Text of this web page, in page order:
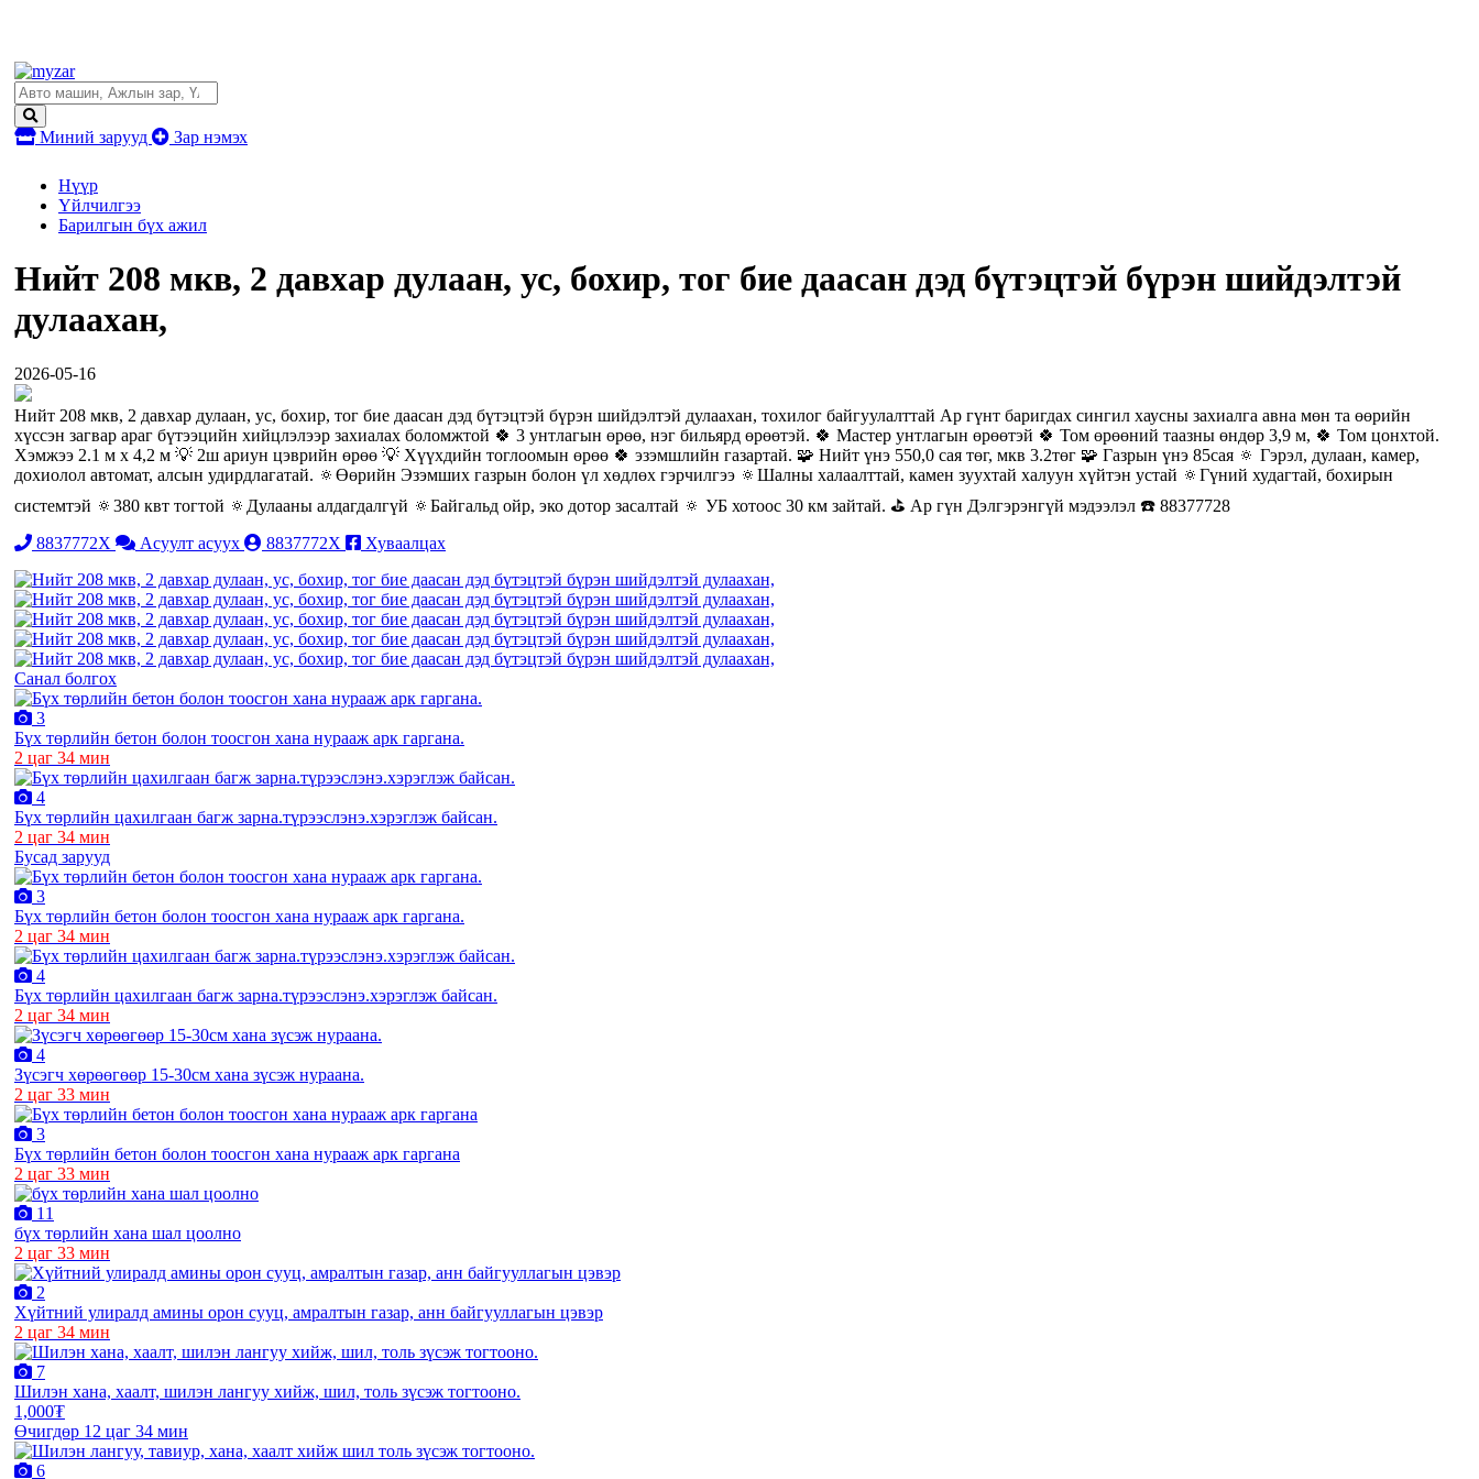
Миний зарууд Зар нэмэх
Нүүр
Үйлчилгээ
Барилгын бүх ажил
Нийт 208 мкв, 2 давхар дулаан, ус, бохир, тог бие даасан дэд бүтэцтэй бүрэн шийдэлтэй
дулаахан,
2026-05-16
Нийт 208 мкв, 2 давхар дулаан, ус, бохир, тог бие даасан дэд бүтэцтэй бүрэн шийдэлтэй дулаахан, тохилог байгуулалттай Ар гүнт баригдах сингил хаусны захиалга авна мөн та өөрийн
хүссэн загвар араг бүтээцийн хийцлэлээр захиалах боломжтой 🍀 3 унтлагын өрөө, нэг бильярд өрөөтэй. 🍀 Мастер унтлагын өрөөтэй 🍀 Том өрөөний таазны өндөр 3,9 м, 🍀 Том цонхтой.
Хэмжээ 2.1 м х 4,2 м 💡 2ш ариун цэврийн өрөө 💡 Хүүхдийн тоглоомын өрөө 🍀 эзэмшлийн газартай. 🧩 Нийт үнэ 550,0 сая төг, мкв 3.2төг 🧩 Газрын үнэ 85сая 🔅 Гэрэл, дулаан, камер,
дохиолол автомат, алсын удирдлагатай. 🔅Өөрийн Эзэмших газрын болон үл хөдлөх гэрчилгээ 🔅Шалны халаалттай, камен зуухтай халуун хүйтэн устай 🔅Гүний худагтай, бохирын
системтэй 🔅380 квт тогтой 🔅Дулааны алдагдалгүй 🔅Байгальд ойр, эко дотор засалтай 🔅 УБ хотоос 30 км зайтай. ⛳ Ар гүн Дэлгэрэнгүй мэдээлэл ☎️ 88377728
8837772X
Асуулт асуух 8837772X Хуваалцах
Санал болгох
3
Бүх төрлийн бетон болон тоосгон хана нурааж арк гаргана.
2 цаг 34 мин
4
Бүх төрлийн цахилгаан багж зарна.түрээслэнэ.хэрэглэж байсан.
2 цаг 34 мин
Бусад зарууд
3
Бүх төрлийн бетон болон тоосгон хана нурааж арк гаргана.
2 цаг 34 мин
4
Бүх төрлийн цахилгаан багж зарна.түрээслэнэ.хэрэглэж байсан.
2 цаг 34 мин
4
Зүсэгч хөрөөгөөр 15-30см хана зүсэж нураана.
2 цаг 33 мин
3
Бүх төрлийн бетон болон тоосгон хана нурааж арк гаргана
2 цаг 33 мин
11
бүх төрлийн хана шал цоолно
2 цаг 33 мин
2
Хүйтний улиралд амины орон сууц, амралтын газар, анн байгууллагын цэвэр
2 цаг 34 мин
7
Шилэн хана, хаалт, шилэн лангуу хийж, шил, толь зүсэж тогтооно.
1,000₮
Өчигдөр 12 цаг 34 мин
6